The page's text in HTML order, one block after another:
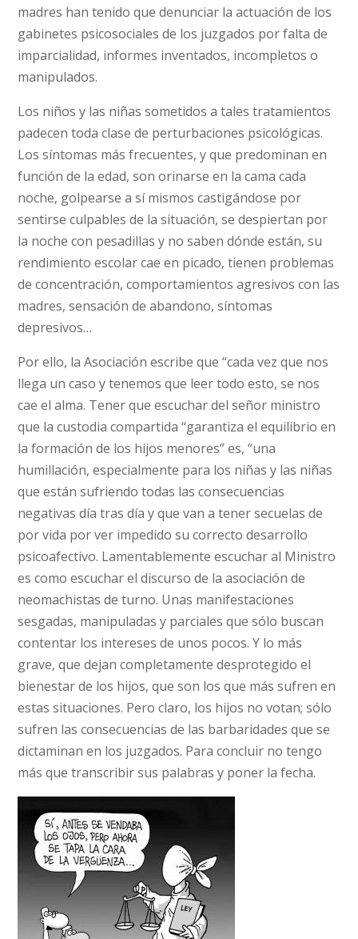
madres han tenido que denunciar la actuación de los
gabinetes psicosociales de los juzgados por falta de
imparcialidad, informes inventados, incompletos o
manipulados.
Los niños y las niñas sometidos a tales tratamientos
padecen toda clase de perturbaciones psicológicas.
Los síntomas más frecuentes, y que predominan en
función de la edad, son orinarse en la cama cada
noche, golpearse a sí mismos castigándose por
sentirse culpables de la situación, se despiertan por
la noche con pesadillas y no saben dónde están, su
rendimiento escolar cae en picado, tienen problemas
de concentración, comportamientos agresivos con las
madres, sensación de abandono, síntomas
depresivos…
Por ello, la Asociación escribe que “cada vez que nos
llega un caso y tenemos que leer todo esto, se nos
cae el alma. Tener que escuchar del señor ministro
que la custodia compartida “garantiza el equilibrio en
la formación de los hijos menores” es, “una
humillación, especialmente para los niñas y las niñas
que están sufriendo todas las consecuencias
negativas día tras día y que van a tener secuelas de
por vida por ver impedido su correcto desarrollo
psicoafectivo. Lamentablemente escuchar al Ministro
es como escuchar el discurso de la asociación de
neomachistas de turno. Unas manifestaciones
sesgadas, manipuladas y parciales que sólo buscan
contentar los intereses de unos pocos. Y lo más
grave, que dejan completamente desprotegido el
bienestar de los hijos, que son los que más sufren en
estas situaciones. Pero claro, los hijos no votan; sólo
sufren las consecuencias de las barbaridades que se
dictaminan en los juzgados. Para concluir no tengo
más que transcribir sus palabras y poner la fecha.